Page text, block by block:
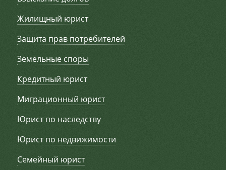
Жилищный юрист
Защита прав потребителей
Земельные споры
Кредитный юрист
Миграционный юрист
Юрист по наследству
Юрист по недвижимости
Семейный юрист